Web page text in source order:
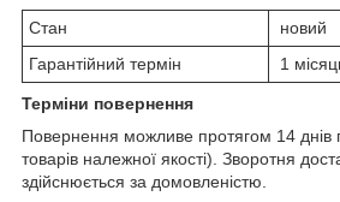
Стан
новий
Гарантійний термін
1
Терміни повернення
Повернення можливе протягом 14 днів
товарів належної якості). Зворотня
здійснюється за домовленістю.